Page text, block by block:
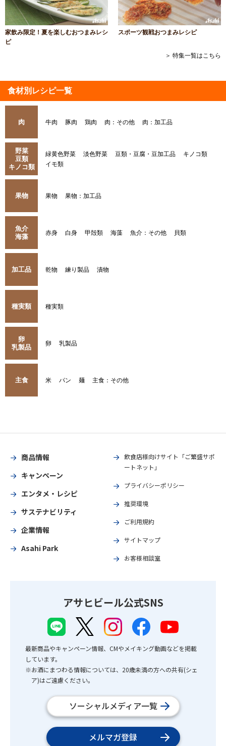
家飲み限定！夏を楽しむおつまみレシ
ピ
スポーツ観戦おつまみレシピ
＞ 特集一覧はこちら
食材別レシピ一覧
肉 牛肉 豚肉 鶏肉 肉：その他 肉：加工品
野菜
豆類
キノコ類
緑黄色野菜 淡色野菜 豆類・豆腐・豆加工品
キノコ類
イモ類
果物 果物 果物：加工品
魚介
海藻
赤身 白身 甲殻類 海藻 魚介：その他 貝類
加工品 乾物 練り製品 漬物
種実類 種実類
卵
乳製品
卵 乳製品
主食 米 パン 麺 主食：その他
商品情報
キャンペーン
エンタメ・レシピ
サステナビリティ
企業情報
Asahi Park
飲食店様向けサイト「ご繁盛サポ
ートネット」
プライバシーポリシー
推奨環境
ご利用規約
サイトマップ
お客様相談室
アサヒビール公式SNS
最新商品やキャンペーン情報、CMやメイキング動画などを掲載
しています。
※お酒にまつわる情報については、20歳未満の方への共有(シェ
ア)はご遠慮ください。
ソーシャルメディア一覧
メルマガ登録